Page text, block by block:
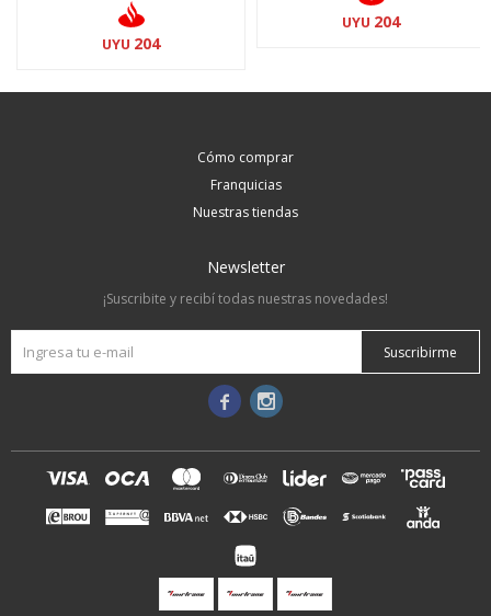
UYU 204
UYU 204
Cómo comprar
Franquicias
Nuestras tiendas
Newsletter
¡Suscribite y recibí todas nuestras novedades!
Suscribirme
 